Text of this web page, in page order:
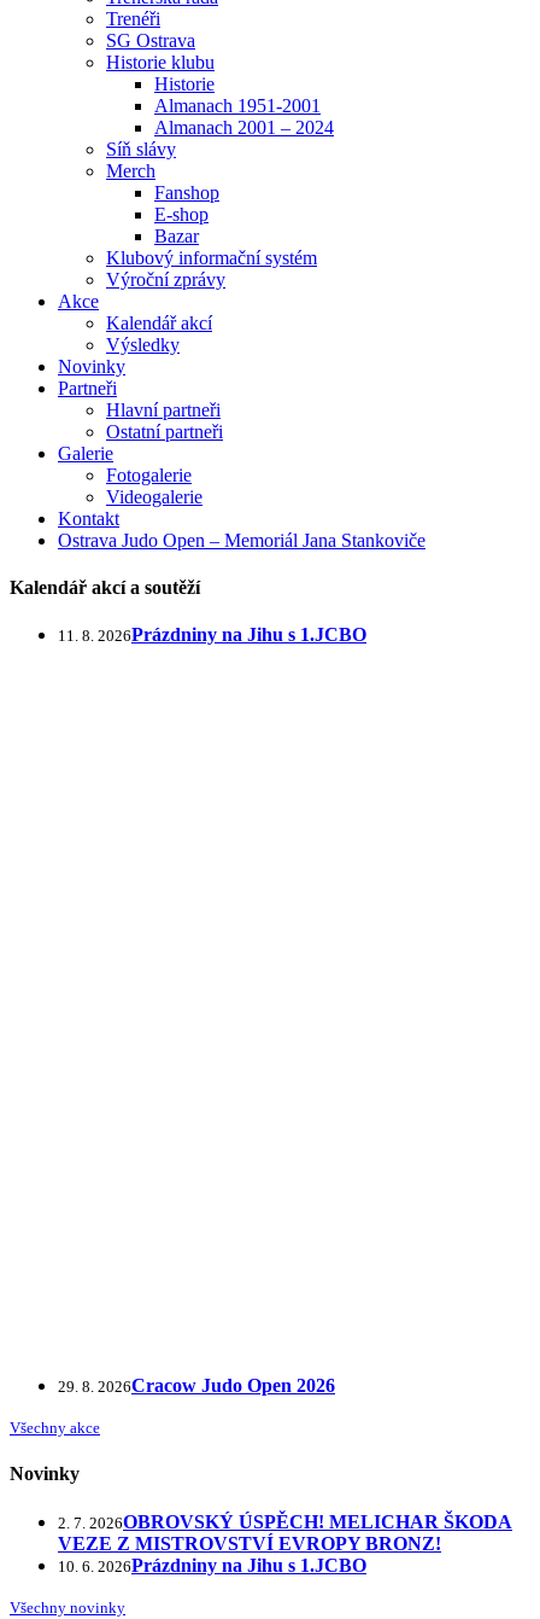
Trenéři
SG Ostrava
Historie klubu
Historie
Almanach 1951-2001
Almanach 2001 – 2024
Síň slávy
Merch
Fanshop
E-shop
Bazar
Klubový informační systém
Výroční zprávy
Akce
Kalendář akcí
Výsledky
Novinky
Partneři
Hlavní partneři
Ostatní partneři
Galerie
Fotogalerie
Videogalerie
Kontakt
Ostrava Judo Open – Memoriál Jana Stankoviče
Kalendář akcí a soutěží
11. 8. 2026Prázdniny na Jihu s 1.JCBO
29. 8. 2026Cracow Judo Open 2026
Všechny akce
Novinky
2. 7. 2026OBROVSKÝ ÚSPĚCH! MELICHAR ŠKODA
VEZE Z MISTROVSTVÍ EVROPY BRONZ!
10. 6. 2026Prázdniny na Jihu s 1.JCBO
Všechny novinky